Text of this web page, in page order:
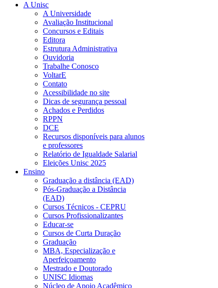
A Unisc
A Universidade
Avaliação Institucional
Concursos e Editais
Editora
Estrutura Administrativa
Ouvidoria
Trabalhe Conosco
VoltarE
Contato
Acessibilidade no site
Dicas de segurança pessoal
Achados e Perdidos
RPPN
DCE
Recursos disponíveis para alunos
e professores
Relatório de Igualdade Salarial
Eleições Unisc 2025
Ensino
Graduação a distância (EAD)
Pós-Graduação a Distância
(EAD)
Cursos Técnicos - CEPRU
Cursos Profissionalizantes
Educar-se
Cursos de Curta Duração
Graduação
MBA, Especialização e
Aperfeiçoamento
Mestrado e Doutorado
UNISC Idiomas
Núcleo de Apoio Acadêmico